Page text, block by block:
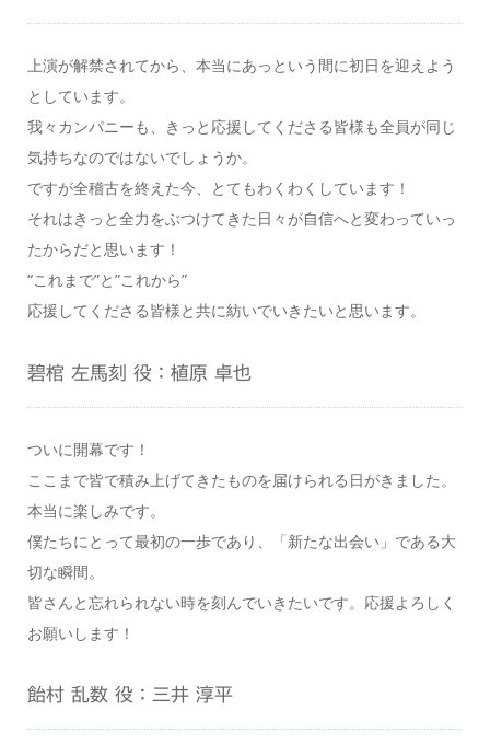
上演が解禁されてから、本当にあっという間に初日を迎えよう
としています。
我々カンパニーも、きっと応援してくださる皆様も全員が同じ
気持ちなのではないでしょうか。
ですが全稽古を終えた今、とてもわくわくしています！
それはきっと全力をぶつけてきた日々が自信へと変わっていっ
たからだと思います！
“これまで”と”これから”
応援してくださる皆様と共に紡いでいきたいと思います。
碧棺 左馬刻 役：植原 卓也
ついに開幕です！
ここまで皆で積み上げてきたものを届けられる日がきました。
本当に楽しみです。
僕たちにとって最初の一歩であり、「新たな出会い」である大
切な瞬間。
皆さんと忘れられない時を刻んでいきたいです。応援よろしく
お願いします！
飴村 乱数 役：三井 淳平